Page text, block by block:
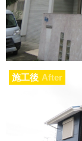
施工後 After